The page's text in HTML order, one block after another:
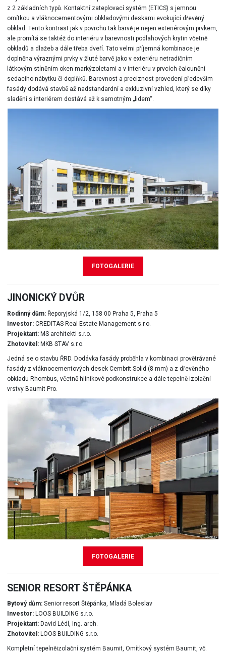
FOTOGALERIE
z 2 základních typů. Kontaktní zateplovací systém (ETICS) s jemnou
omítkou a vláknocementovými obkladovými deskami evokující dřevěný
obklad. Tento kontrast jak v povrchu tak barvě je nejen exteriérovým prvkem,
ale promítá se taktéž do interiéru v barevnosti podlahových krytin včetně
obkladů a dlažeb a dále třeba dveří. Tato velmi příjemná kombinace je
doplněna výraznými prvky v žluté barvě jako v exteriéru netradičním
látkovým stíněním oken markýzoletami a v interiéru v prvcích čalounění
sedacího nábytku či doplňků. Barevnost a preciznost provedení především
fasády dodává stavbě až nadstandardní a exkluzivní vzhled, který se díky
sladění s interiérem dostává až k samotným „lidem“.
FOTOGALERIE
JINONICKÝ DVŮR
Rodinný dům:Řeporyjská 1/2, 158 00 Praha 5, Praha 5
Investor:CREDITAS Real Estate Management s.r.o.
Projektant:MS architekti s.r.o.
Zhotovitel:MKB STAV s.r.o.
Jedná se o stavbu ŘRD. Dodávka fasády proběhla v kombinaci provětrávané
fasády z vláknocementových desek Cembrit Solid (8 mm) a z dřevěného
obkladu Rhombus, včetně hliníkové podkonstrukce a dále tepelně izolační
vrstvy Baumit Pro.
SENIOR RESORT ŠTĚPÁNKA
Bytový dům:Senior resort Štěpánka, Mladá Boleslav
Investor:LOOS BUILDING s.r.o.
Projektant:David Lédl, Ing. arch.
Zhotovitel:LOOS BUILDING s.r.o.
Kompletní tepelněizolační systém Baumit, Omítkový systém Baumit, vč.